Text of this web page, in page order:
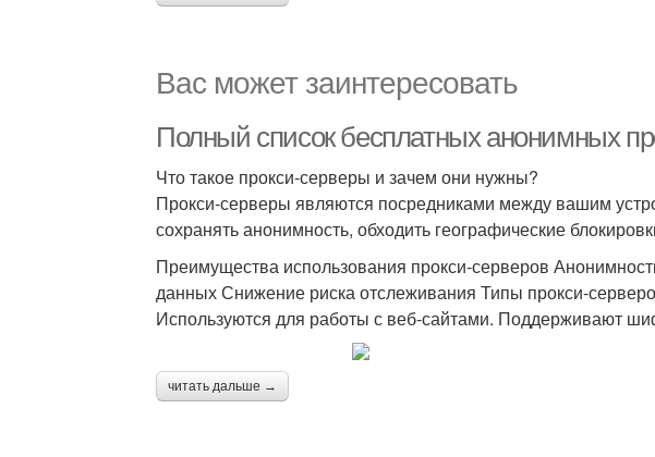
Вас может заинтересовать
Полный список бесплатных анонимных
Что такое прокси-серверы и зачем они нужны?
Прокси-серверы являются посредниками между вашим
сохранять анонимность, обходить географические
Преимущества использования прокси-серверов
данных Снижение риска отслеживания Типы прокси-
Используются для работы с веб-сайтами. Поддерживают
читать дальше →